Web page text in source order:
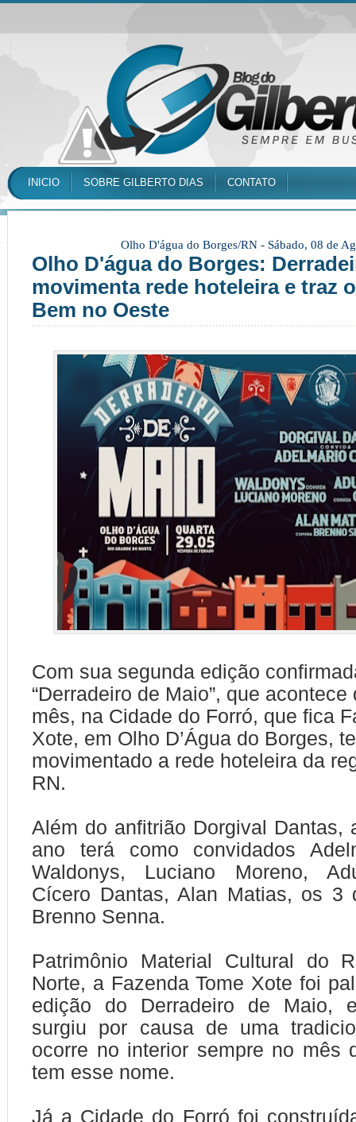
INICIO SOBRE GILBERTO DIAS CONTATO
Olho D'água do Borges/RN - Sábado, 08 de
Olho D'água do Borges:
movimenta rede hoteleira e traz
Bem no Oeste
Com sua segunda edição
“Derradeiro de Maio”, que
mês, na Cidade do Forró, que fica
Xote, em Olho D’Água do Borges,
movimentado a rede hoteleira da
RN.
Além do anfitrião Dorgival Dantas,
ano terá como convidados
Waldonys, Luciano Moreno,
Cícero Dantas, Alan Matias, os 3
Brenno Senna.
Patrimônio Material Cultural do
Norte, a Fazenda Tome Xote foi
edição do Derradeiro de Maio,
surgiu por causa de uma
ocorre no interior sempre no mês
tem esse nome.
Já a Cidade do Forró foi